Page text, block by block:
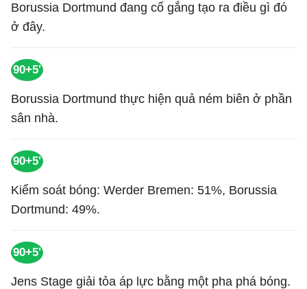
Borussia Dortmund đang cố gắng tạo ra điều gì đó
ở đây.
90+5'
Borussia Dortmund thực hiện quả ném biên ở phần
sân nhà.
90+5'
Kiểm soát bóng: Werder Bremen: 51%, Borussia
Dortmund: 49%.
90+5'
Jens Stage giải tỏa áp lực bằng một pha phá bóng.